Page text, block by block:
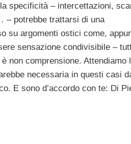
specificità – intercettazioni,
– potrebbe trattarsi di una
su argomenti ostici come,
sensazione condivisibile –
non comprensione. Attendiamo
necessaria in questi casi
E sono d’accordo con te: Di